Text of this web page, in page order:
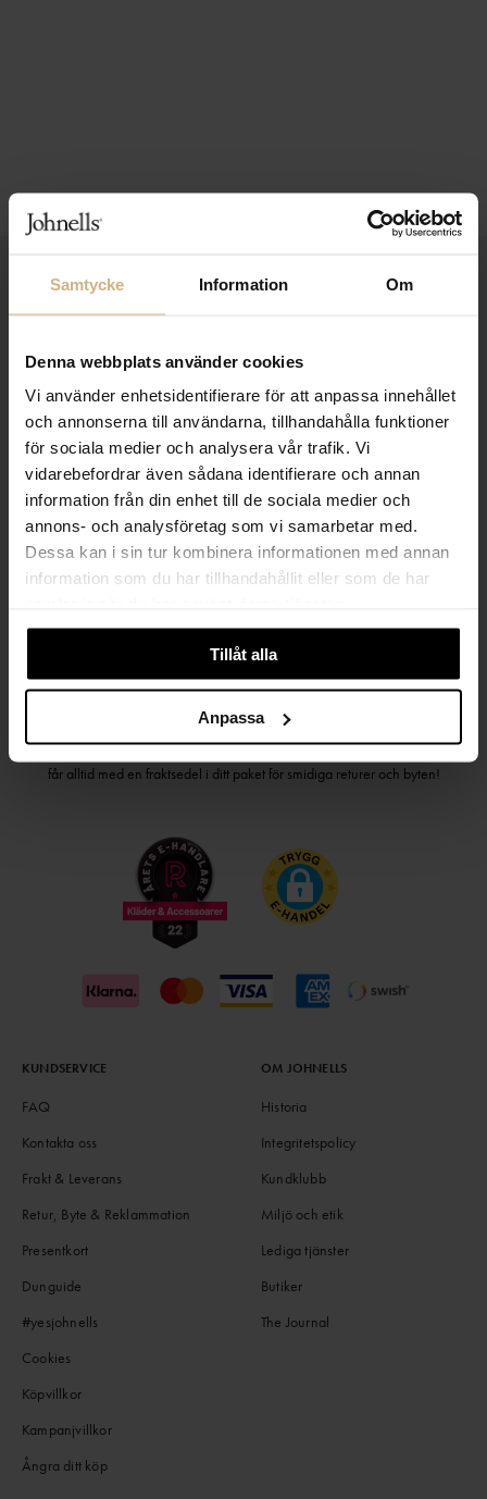
Samtycke Information Om
Denna webbplats använder cookies
Vi använder enhetsidentifierare för att anpassa innehållet
och annonserna till användarna, tillhandahålla funktioner
för sociala medier och analysera vår trafik. Vi
vidarebefordrar även sådana identifierare och annan
information från din enhet till de sociala medier och
annons- och analysföretag som vi samarbetar med.
Dessa kan i sin tur kombinera informationen med annan
information som du har tillhandahållit eller som de har
Tillåt alla
Anpassa
1-3 VARDAGARS LEVERANS
SAMLA BONUS I KUNDKLUBBEN
Håll dig uppdaterad
PRENUMERERA PÅ VÅRT NYHETSBREV
Kvinna Man
Välj det betalsätt som passar dig med Klarna. Vi på Johnells erbjuder flera
får alltid med en fraktsedel i ditt paket för smidiga returer och byten!
KUNDSERVICE
FAQ
Kontakta oss
Frakt & Leverans
Retur, Byte & Reklammation
Presentkort
Dunguide
#yesjohnells
Cookies
Köpvillkor
Kampanjvillkor
Ångra ditt köp
OM JOHNELLS
Historia
Integritetspolicy
Kundklubb
Miljö och etik
Lediga tjänster
Butiker
The Journal